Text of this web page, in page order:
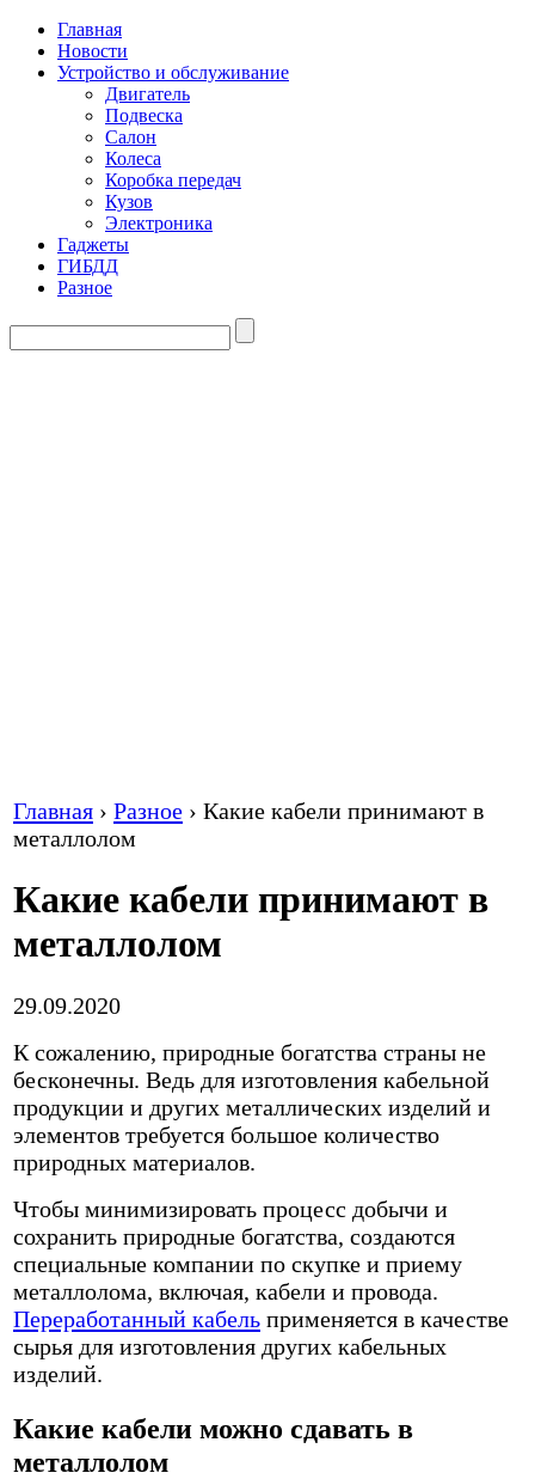
Главная
Новости
Устройство и обслуживание
Двигатель
Подвеска
Салон
Колеса
Коробка передач
Кузов
Электроника
Гаджеты
ГИБДД
Разное
Главная › Разное › Какие кабели принимают в
металлолом
Какие кабели принимают в
металлолом
29.09.2020
К сожалению, природные богатства страны не
бесконечны. Ведь для изготовления кабельной
продукции и других металлических изделий и
элементов требуется большое количество
природных материалов.
Чтобы минимизировать процесс добычи и
сохранить природные богатства, создаются
специальные компании по скупке и приему
металлолома, включая, кабели и провода.
Переработанный кабель применяется в качестве
сырья для изготовления других кабельных
изделий.
Какие кабели можно сдавать в
металлолом